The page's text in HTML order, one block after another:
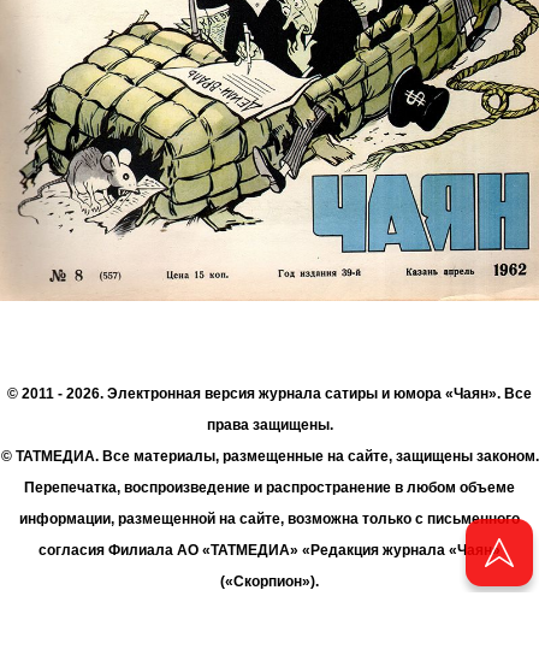
© 2011 - 2026. Электронная версия журнала сатиры и юмора «Чаян». Все
права защищены.
© ТАТМЕДИА. Все материалы, размещенные на сайте, защищены законом.
Перепечатка, воспроизведение и распространение в любом объеме
информации, размещенной на сайте, возможна только с письменного
согласия Филиала АО «ТАТМЕДИА» «Редакция журнала «Чаян»
(«Скорпион»).